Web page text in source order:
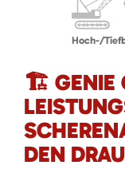
Hoch-/
🏗️ GENIE
DEN